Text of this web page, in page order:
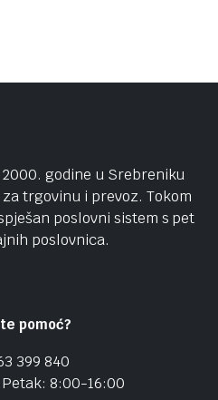
godine u Srebreniku
trgovinu i prevoz. Tokom
poslovni sistem s pet
poslovnica.
pomoć?
399 840
8:00-16:00